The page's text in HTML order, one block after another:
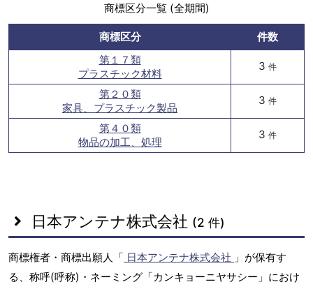
商標区分一覧 (全期間)
商標区分
件数
第１７類
プラスチック材料
3 件
第２０類
家具、プラスチック製品
3 件
第４０類
物品の加工、処理
3 件
日本アンテナ株式会社 (2 件)
商標権者・商標出願人「 日本アンテナ株式会社 」が保有す
る、称呼(呼称)・ネーミング「カンキョーニヤサシー」におけ